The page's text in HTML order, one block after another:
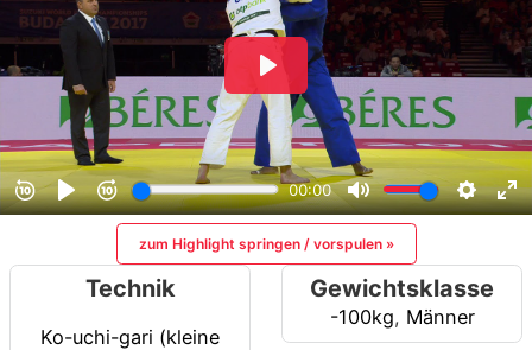
zum Highlight springen / vorspulen »
Technik
Ko-uchi-gari (kleine
Gewichtsklasse
-100kg, Männer